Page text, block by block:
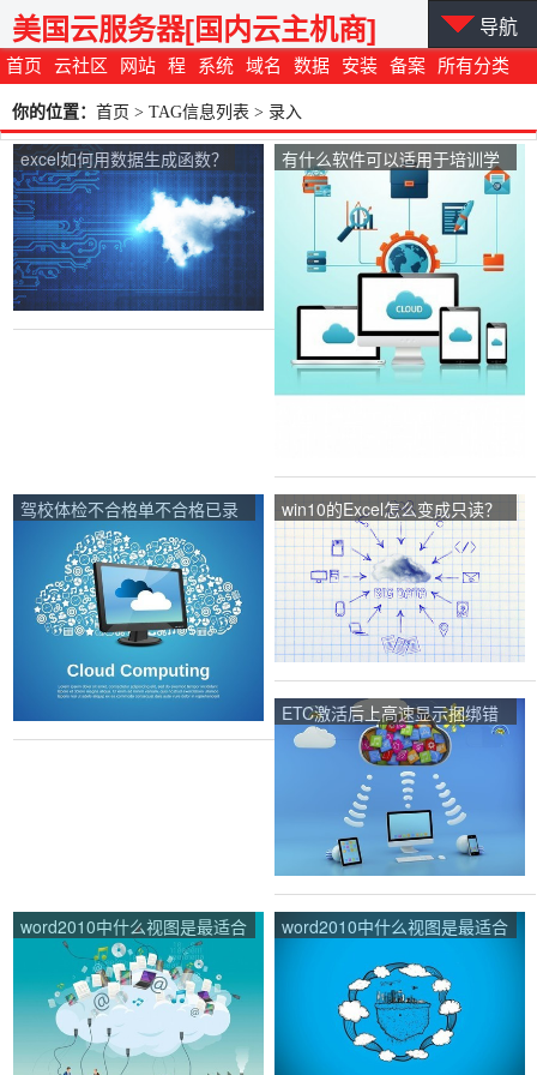
首页 云社区 网站 程 系统 域名 数据 安装 备案 所有分类
美国云服务器[国内云主机商] 导航
你的位置： 首页 > TAG信息列表 > 录入
excel如何用数据生成函数？
有什么软件可以适用于培训学
校客户资源录入和存储的呢？
驾校体检不合格单不合格已录
入档案以后还能学车吗？
win10的Excel怎么变成只读？
怎么样修改权限？
ETC激活后上高速显示捆绑错
误？
word2010中什么视图是最适合
文本录入和编辑的视图？
word2010中什么视图是最适合